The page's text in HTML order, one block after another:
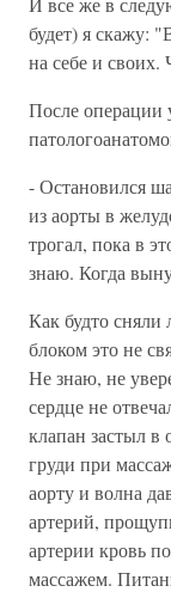
будет) я скажу:
на себе и
После операции
- Остановился
из аорты в
трогал, пока в
знаю. Когда
Как будто
блоком это не
Не знаю, не
сердце не
клапан застыл в
груди при
аорту и волна
артерий,
артерии кровь
массажем.